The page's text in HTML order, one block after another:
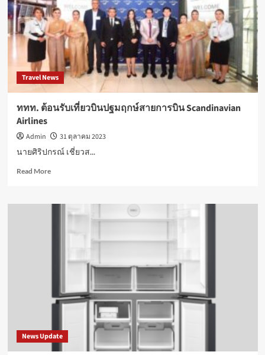
Travel News
ททท. ต้อนรับเที่ยวบินปฐมฤกษ์สายการบิน Scandinavian
Airlines
Admin
31 ตุลาคม 2023
นายศิริปกรณ์ เชี่ยวส...
Read MoreRead
ททท.
ต้อนรับ
Scandinavian
Airlines
News Update